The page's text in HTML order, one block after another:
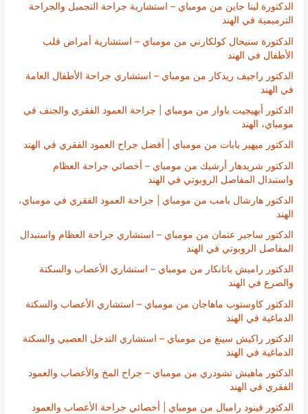
الدكتورة لينا جاين من مومباي – استشارية جراحة التجميل والجراحة
الترميمية في الهند
الدكتورة سنيحال كولكارني من مومباي – استشارية أمراض قلب
الأطفال في الهند
الدكتور راجيف ريدكار من مومباي – استشاري جراحة الأطفال العامة
في الهند
الدكتور أبهيجيت باوار من مومباي | جراحة العمود الفقري والجنف في
مومباي، الهند
الدكتور ميهير بابات من مومباي | أفضل جراح العمود الفقري في الهند
الدكتور شريدهار أرشيك من مومباي – أخصائي جراحة العظام
واستبدال المفاصل الروبوتي في الهند
الدكتور هارشال بامب من مومباي | جراحة العمود الفقري في مومباي،
الهند
الدكتور ساجير عثمان من مومباي – استشاري جراحة العظام واستبدال
المفاصل الروبوتي في الهند
الدكتور راميش باتانكار من مومباي – استشاري الأعصاب والسكتة
والصرع في الهند
الدكتور كاوستوب ماهاجان من مومباي – استشاري الأعصاب والسكتة
الدماغية في الهند
الدكتور راكيش سينغ من مومباي – استشاري التدخل العصبي والسكتة
الدماغية في الهند
الدكتور ماهيش تشودري من مومباي – جراح المخ والأعصاب والعمود
الفقري في الهند
الدكتور فينود رامبال من مومباي | أخصائي جراحة الأعصاب والعمود